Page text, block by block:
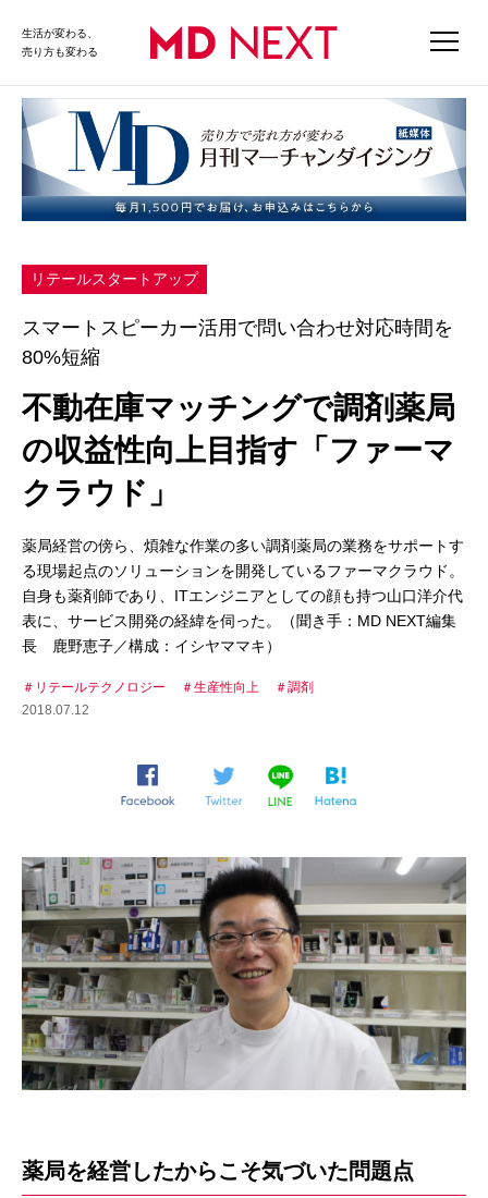
生活が変わる、
売り方も変わる
リテールスタートアップ
スマートスピーカー活用で問い合わせ対応時間を
80%短縮
不動在庫マッチングで調剤薬局
の収益性向上目指す「ファーマ
クラウド」
薬局経営の傍ら、煩雑な作業の多い調剤薬局の業務をサポートす
る現場起点のソリューションを開発しているファーマクラウド。
自身も薬剤師であり、ITエンジニアとしての顔も持つ山口洋介代
表に、サービス開発の経緯を伺った。（聞き手：MD NEXT編集
長 鹿野恵子／構成：イシヤママキ）
リテールテクノロジー 生産性向上
調剤
2018.07.12
薬局を経営したからこそ気づいた問題点